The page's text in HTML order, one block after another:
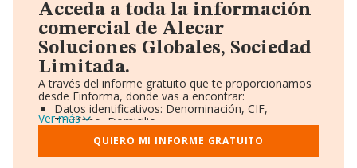
Acceda a toda la información
comercial de Alecar
Soluciones Globales, Sociedad
Limitada.
A través del informe gratuito que te proporcionamos
desde Einforma, donde vas a encontrar:
Datos identificativos: Denominación, CIF,
Teléfono, Domicilio.
Informe Mercantil Completo (BORME).
Gráficos de Evolución Ventas y Empleados.
Consejo de Administración y Administradores.
Ver más
QUIERO MI INFORME GRATUITO